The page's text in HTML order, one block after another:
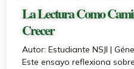
La Lectura Como
Crecer
Autor: Estudiante NSJI |
Este ensayo reflexiona